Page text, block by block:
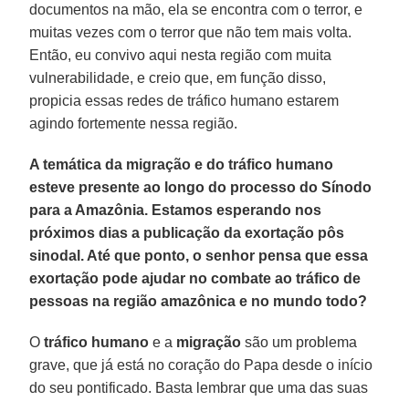
documentos na mão, ela se encontra com o terror, e
muitas vezes com o terror que não tem mais volta.
Então, eu convivo aqui nesta região com muita
vulnerabilidade, e creio que, em função disso,
propicia essas redes de tráfico humano estarem
agindo fortemente nessa região.
A temática da migração e do tráfico humano
esteve presente ao longo do processo do Sínodo
para a Amazônia. Estamos esperando nos
próximos dias a publicação da exortação pôs
sinodal. Até que ponto, o senhor pensa que essa
exortação pode ajudar no combate ao tráfico de
pessoas na região amazônica e no mundo todo?
Otráfico humano e a migração são um problema
grave, que já está no coração do Papa desde o início
do seu pontificado. Basta lembrar que uma das suas